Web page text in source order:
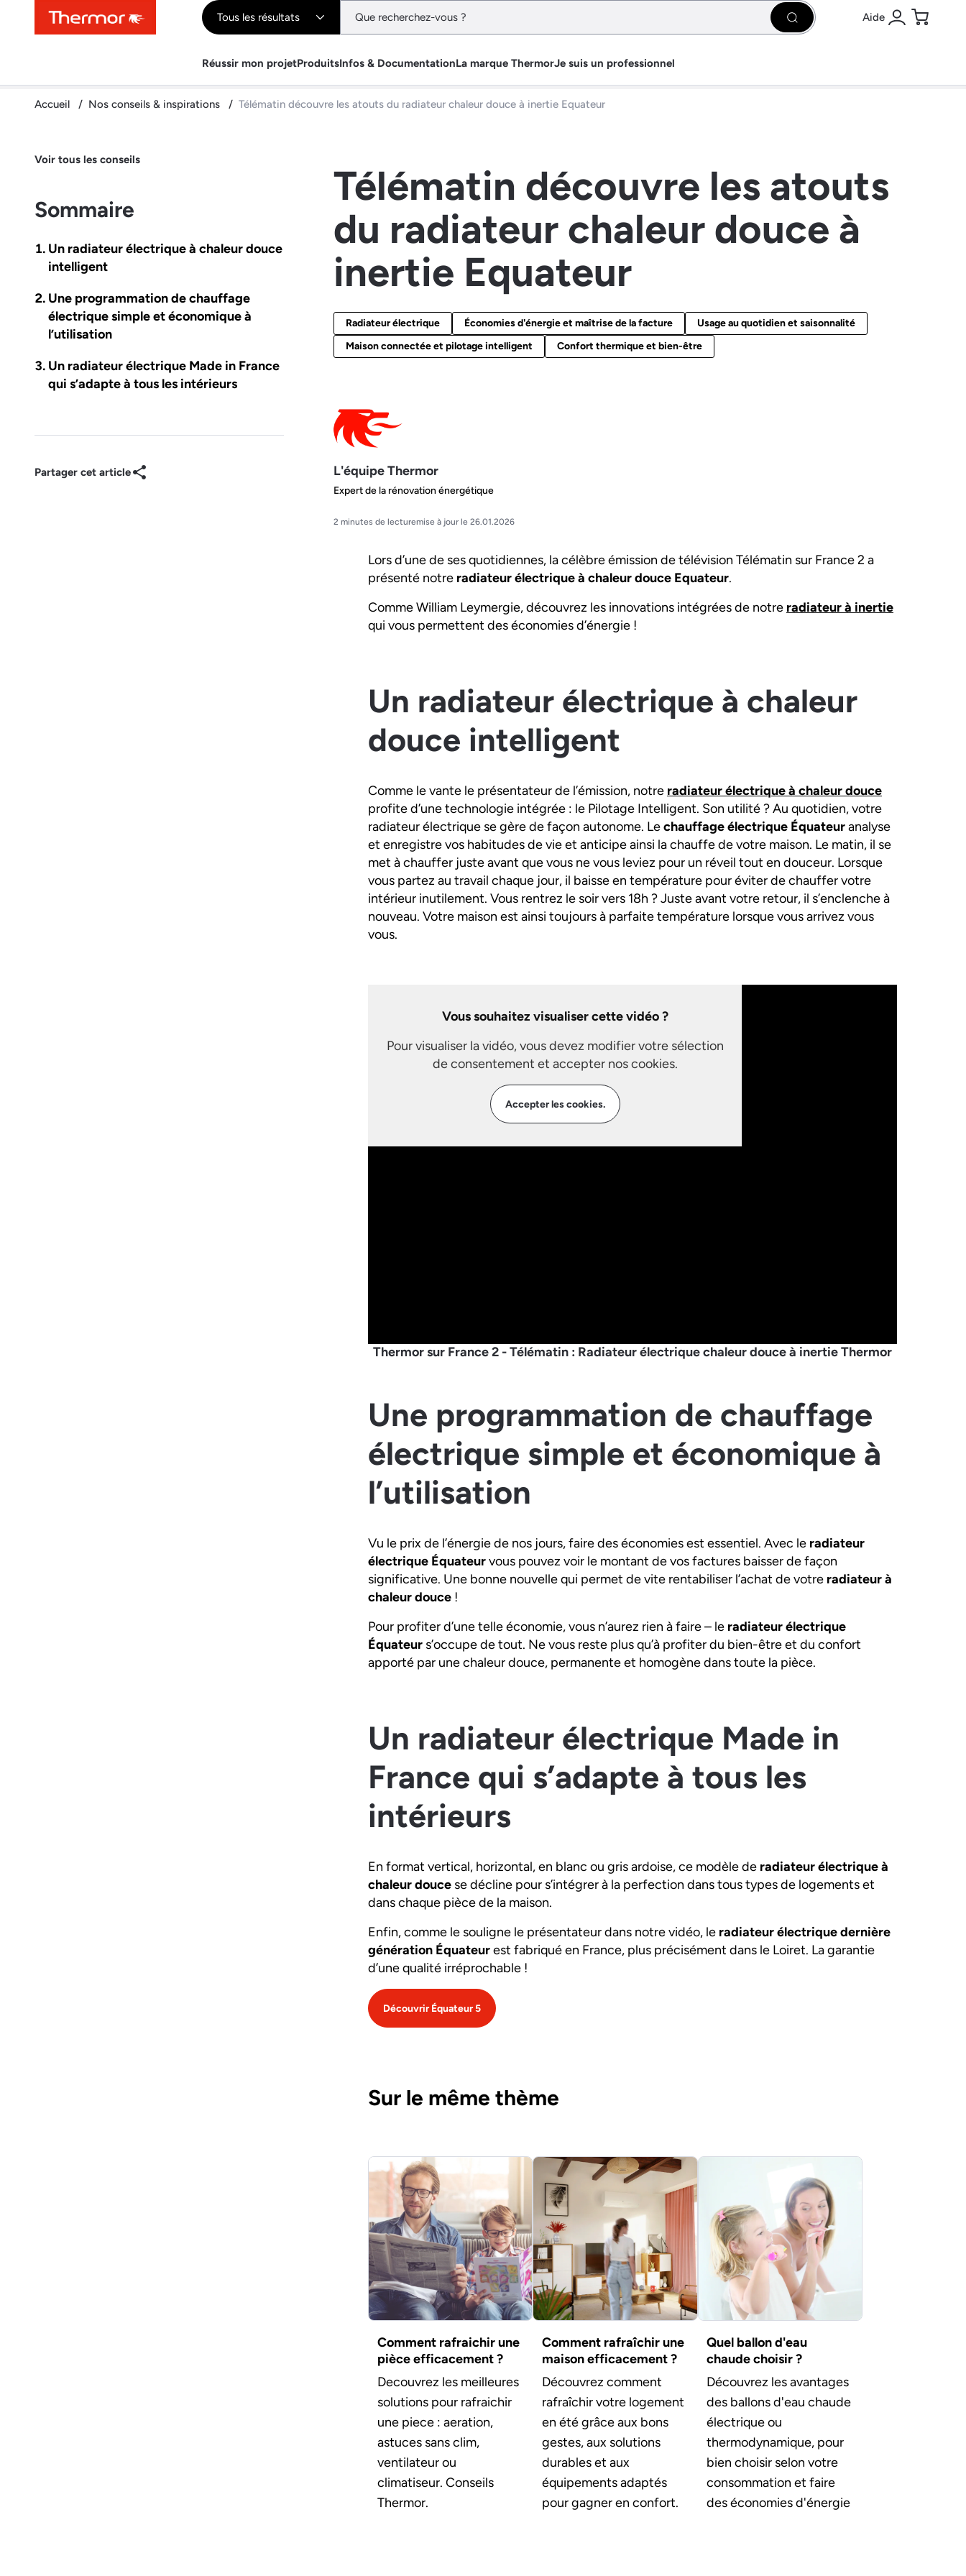
ContenuMenuRecherche Tous les résultats Rechercher Aide
Se connecter
Panier
Réussir mon projetProduitsInfos & DocumentationLa marque ThermorJe suis un professionnel
Accueil Nos conseils & inspirations Télématin découvre les atouts du radiateur chaleur douce à inertie Equateur
Voir tous les conseils
Sommaire
Un radiateur électrique à chaleur douce
intelligent
Une programmation de chauffage
électrique simple et économique à
l’utilisation
Un radiateur électrique Made in France
qui s’adapte à tous les intérieurs
Partager cet article
Télématin découvre les atouts
du radiateur chaleur douce à
inertie Equateur
Radiateur électrique Économies d'énergie et maîtrise de la facture
Usage au quotidien et saisonnalité
Maison connectée et pilotage intelligent
Confort thermique et bien-être
L'équipe Thermor
Expert de la rénovation énergétique
2 minutes de lecturemise à jour le 26.01.2026
Lors d’une de ses quotidiennes, la célèbre émission de télévision Télématin sur France 2 a
présenté notre radiateur électrique à chaleur douce Equateur.
Comme William Leymergie, découvrez les innovations intégrées de notre radiateur à inertie
qui vous permettent des économies d’énergie !
Un radiateur électrique à chaleur
douce intelligent
Comme le vante le présentateur de l’émission, notre radiateur électrique à chaleur douce
profite d’une technologie intégrée : le Pilotage Intelligent. Son utilité ? Au quotidien, votre
radiateur électrique se gère de façon autonome. Lechauffage électrique Équateuranalyse
et enregistre vos habitudes de vie et anticipe ainsi la chauffe de votre maison. Le matin, il se
met à chauffer juste avant que vous ne vous leviez pour un réveil tout en douceur. Lorsque
vous partez au travail chaque jour, il baisse en température pour éviter de chauffer votre
intérieur inutilement. Vous rentrez le soir vers 18h ? Juste avant votre retour, il s’enclenche à
nouveau. Votre maison est ainsi toujours à parfaite température lorsque vous arrivez vous
vous.
Vous souhaitez visualiser cette vidéo ?
Pour visualiser la vidéo, vous devez modifier votre sélection
de consentement et accepter nos cookies.
Accepter les cookies.
Thermor sur France 2 - Télématin : Radiateur électrique chaleur douce à inertie Thermor
Une programmation de chauffage
électrique simple et économique à
l’utilisation
Vu le prix de l’énergie de nos jours, faire des économies est essentiel. Avec le radiateur
électrique Équateurvous pouvez voir le montant de vos factures baisser de façon
significative. Une bonne nouvelle qui permet de vite rentabiliser l’achat de votre radiateur à
chaleur douce !
Pour profiter d’une telle économie, vous n’aurez rien à faire – le radiateur électrique
Équateur s’occupe de tout. Ne vous reste plus qu’à profiter du bien-être et du confort
apporté par une chaleur douce, permanente et homogène dans toute la pièce.
Un radiateur électrique Made in
France qui s’adapte à tous les
intérieurs
En format vertical, horizontal, en blanc ou gris ardoise, ce modèle de radiateur électrique à
chaleur douce se décline pour s’intégrer à la perfection dans tous types de logements et
dans chaque pièce de la maison.
Enfin, comme le souligne le présentateur dans notre vidéo, le radiateur électrique dernière
génération Équateurest fabriqué en France, plus précisément dans le Loiret. La garantie
d’une qualité irréprochable !
Découvrir Équateur 5
Sur le même thème
Comment rafraichir une
pièce efficacement ?
Decouvrez les meilleures
solutions pour rafraichir
une piece : aeration,
astuces sans clim,
ventilateur ou
climatiseur. Conseils
Thermor.
Comment rafraîchir une
maison efficacement ?
Découvrez comment
rafraîchir votre logement
en été grâce aux bons
gestes, aux solutions
durables et aux
équipements adaptés
pour gagner en confort.
Quel ballon d'eau
chaude choisir ?
Découvrez les avantages
des ballons d'eau chaude
électrique ou
thermodynamique, pour
bien choisir selon votre
consommation et faire
des économies d'énergie